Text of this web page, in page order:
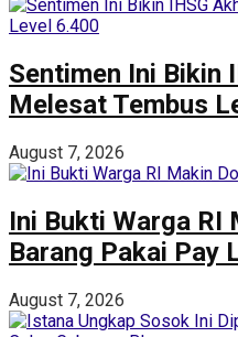
Sentimen Ini Bikin
Melesat Tembus
August 7, 2026
Ini Bukti Warga RI
Barang Pakai Pay
August 7, 2026